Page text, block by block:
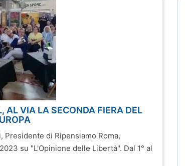
AL VIA LA SECONDA FIERA DEL
Presidente di Ripensiamo Roma,
su "L'Opinione delle Libertà". Dal 1° al